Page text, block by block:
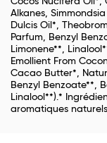
Alkanes,
Dulcis Oil*,
Parfum, Benzyl
Limonene**,
Emollient From
Cacao Butter*,
Benzyl Benzoate**,
Linalool**).*
aromatiques